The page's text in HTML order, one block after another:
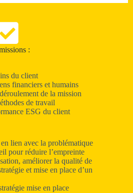
:
du client
financiers et humains
de la mission
de travail
ESG du client
lien avec la problématique
pour réduire l’empreinte
améliorer la qualité de
et mise en place d’un
mise en place